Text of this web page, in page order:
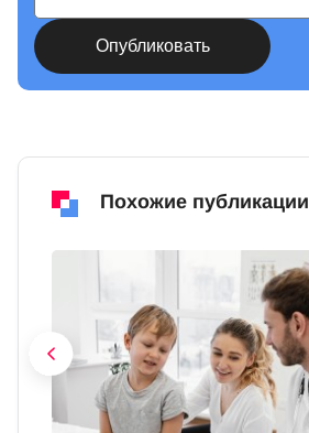
Похожие публикации